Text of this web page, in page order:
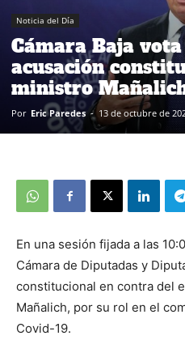
Noticia del Día
Cámara Baja
acusación
ministro
Por Eric Paredes - 13 de octubre de
En una sesión fijada a las
Cámara de Diputadas y
constitucional en contra del
Mañalich, por su rol en el
Covid-19.